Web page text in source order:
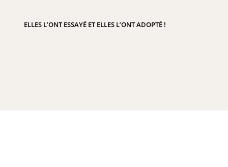
ELLES L’ONT ESSAYÉ ET ELLES L’ONT ADOPTÉ !